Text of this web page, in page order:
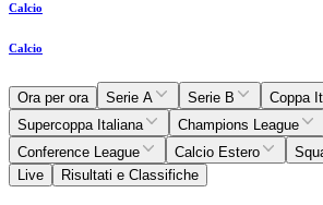
Calcio
Calcio
Ora per ora Serie A Serie B
Coppa
Supercoppa Italiana
Champions League
Conference League
Calcio Estero
Live
Risultati e Classifiche